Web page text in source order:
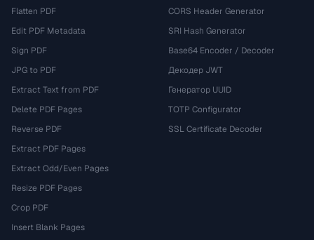
Flatten PDF
Edit PDF Metadata
Sign PDF
JPG to PDF
Extract Text from PDF
Delete PDF Pages
Reverse PDF
Extract PDF Pages
Extract Odd/Even Pages
Resize PDF Pages
Crop PDF
Insert Blank Pages
CORS Header Generator
SRI Hash Generator
Base64 Encoder / Decoder
Декодер JWT
Генератор UUID
TOTP Configurator
SSL Certificate Decoder